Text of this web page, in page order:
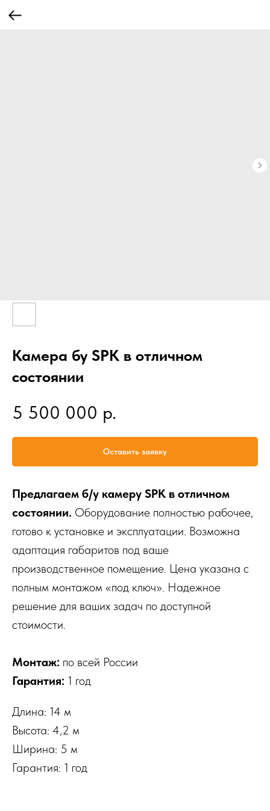
Камера бу SPK в отличном
состоянии
5 500 000 р.
Оставить заявку
Предлагаем б/у камеру SPK в отличном
состоянии. Оборудование полностью рабочее,
готово к установке и эксплуатации. Возможна
адаптация габаритов под ваше
производственное помещение. Цена указана с
полным монтажом «под ключ». Надежное
решение для ваших задач по доступной
стоимости.
Монтаж: по всей России
Гарантия: 1 год
Длина: 14 м
Высота: 4,2 м
Ширина: 5 м
Гарантия: 1 год